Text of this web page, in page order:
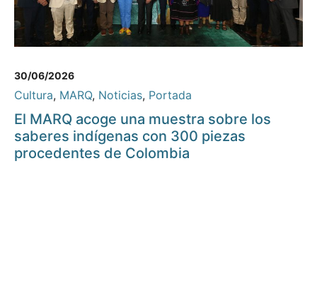
30/06/2026
Cultura, MARQ, Noticias, Portada
El MARQ acoge una muestra sobre los
saberes indígenas con 300 piezas
procedentes de Colombia